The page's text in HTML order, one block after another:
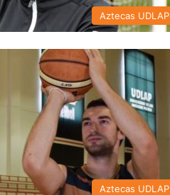
Aztecas UDLAP
Aztecas UDLAP